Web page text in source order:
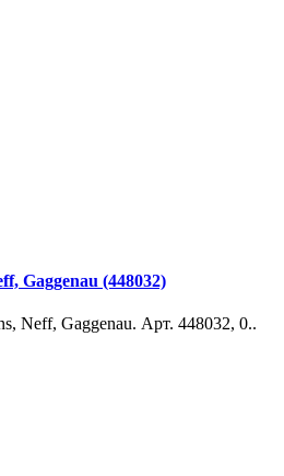
Gaggenau (448032)
Neff, Gaggenau. Арт. 448032, 0..